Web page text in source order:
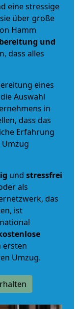
eine stressige
über große
Hamm
und
dass alles
eines
Auswahl
in
dass das
Erfahrung
und stressfrei
als
das
ist
ersten
Umzug.